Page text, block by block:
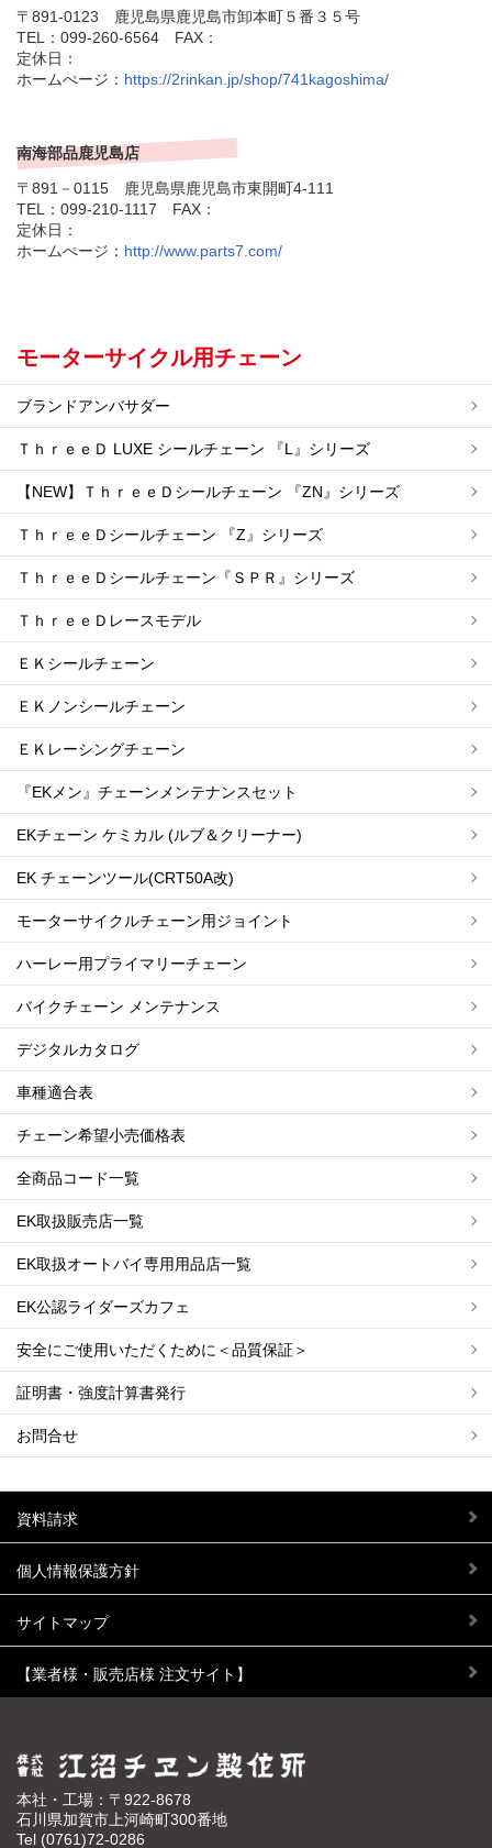
〒891-0123 鹿児島県鹿児島市卸本町５番３５号
TEL：099-260-6564 FAX：
定休日：
ホームぺージ： https://2rinkan.jp/shop/741kagoshima/
南海部品鹿児島店
〒891－0115 鹿児島県鹿児島市東開町4-111
TEL：099-210-1117 FAX：
定休日：
ホームぺージ： http://www.parts7.com/
モーターサイクル用チェーン
ブランドアンバサダー
ＴｈｒｅｅＤ LUXE シールチェーン 『L』シリーズ
【NEW】ＴｈｒｅｅＤシールチェーン 『ZN』シリーズ
ＴｈｒｅｅＤシールチェーン 『Z』シリーズ
ＴｈｒｅｅＤシールチェーン『ＳＰＲ』シリーズ
ＴｈｒｅｅＤレースモデル
ＥＫシールチェーン
ＥＫノンシールチェーン
ＥＫレーシングチェーン
『EKメン』チェーンメンテナンスセット
EKチェーン ケミカル (ルブ＆クリーナー)
EK チェーンツール(CRT50A改)
モーターサイクルチェーン用ジョイント
ハーレー用プライマリーチェーン
バイクチェーン メンテナンス
デジタルカタログ
車種適合表
チェーン希望小売価格表
全商品コード一覧
EK取扱販売店一覧
EK取扱オートバイ専用用品店一覧
EK公認ライダーズカフェ
安全にご使用いただくために＜品質保証＞
証明書・強度計算書発行
お問合せ
資料請求
個人情報保護方針
サイトマップ
【業者様・販売店様 注文サイト】
本社・工場：〒922-8678
石川県加賀市上河崎町300番地
Tel (0761)72-0286